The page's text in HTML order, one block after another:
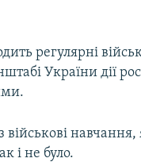
регулярні
України дії
навчання,
і не було.